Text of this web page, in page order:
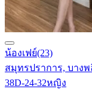
น้องเฟย์(23)
สมุทรปราการ, บางพ
38D-24-32หญิง